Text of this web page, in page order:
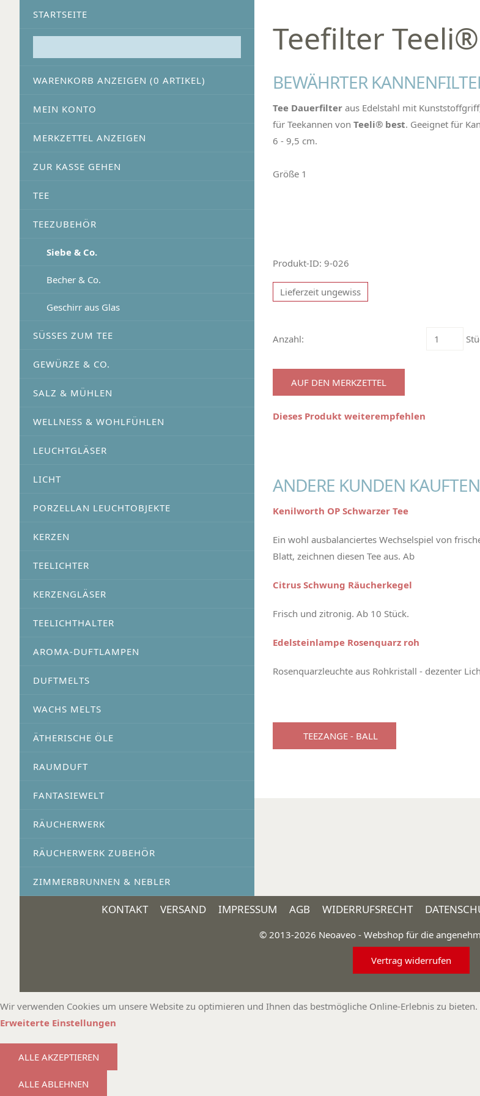
STARTSEITE
WARENKORB ANZEIGEN (0 ARTIKEL)
MEIN KONTO
MERKZETTEL ANZEIGEN
ZUR KASSE GEHEN
TEE
TEEZUBEHÖR
Siebe & Co.
Becher & Co.
Geschirr aus Glas
SÜSSES ZUM TEE
GEWÜRZE & CO.
SALZ & MÜHLEN
WELLNESS & WOHLFÜHLEN
LEUCHTGLÄSER
LICHT
PORZELLAN LEUCHTOBJEKTE
KERZEN
TEELICHTER
KERZENGLÄSER
TEELICHTHALTER
AROMA-DUFTLAMPEN
DUFTMELTS
WACHS MELTS
ÄTHERISCHE ÖLE
RAUMDUFT
FANTASIEWELT
RÄUCHERWERK
RÄUCHERWERK ZUBEHÖR
ZIMMERBRUNNEN & NEBLER
Teefilter
BEWÄHRTER
Tee Dauerfilter aus Edelstahl mit
für Teekannen von Teeli® best. Geeignet für
6 - 9,5 cm.
Größe 1
Produkt-ID: 9-026
Lieferzeit ungewiss
Anzahl:
AUF DEN MERKZETTEL
Dieses Produkt weiterempfehlen
ANDERE KUNDEN
Kenilworth OP Schwarzer Tee
Ein wohl ausbalanciertes Wechselspiel von
Blatt, zeichnen diesen Tee aus. Ab
Citrus Schwung Räucherkegel
Frisch und zitronig. Ab 10 Stück.
Edelsteinlampe Rosenquarz roh
Rosenquarzleuchte aus Rohkristall - dezenter
TEEZANGE - BALL
KONTAKT VERSAND IMPRESSUM AGB WIDERRUFSRECHT
© 2013-2026 Neoaveo - Webshop für die
Vertrag widerrufen
Wir verwenden Cookies um unsere Website zu optimieren und Ihnen das bestmögliche Online-Erlebnis zu
Erweiterte Einstellungen
ALLE AKZEPTIEREN
ALLE ABLEHNEN